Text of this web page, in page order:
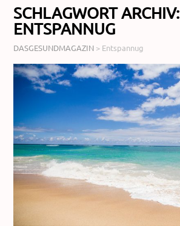
SCHLAGWORT ARCHIV:
ENTSPANNUG
DASGESUNDMAGAZIN > Entspannug